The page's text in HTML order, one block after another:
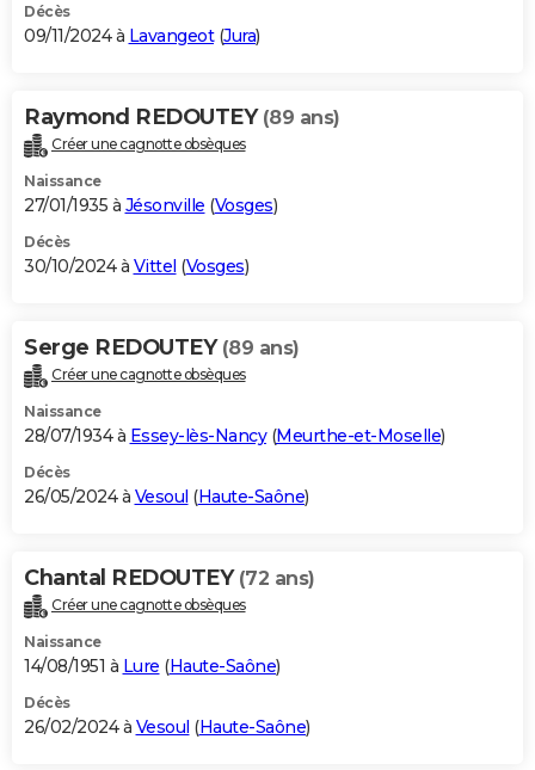
Décès
09/11/2024 à Lavangeot(Jura)
Raymond REDOUTEY (89 ans)
Créer une cagnotte obsèques
Naissance
27/01/1935 à Jésonville (Vosges)
Décès
30/10/2024 à Vittel (Vosges)
Serge REDOUTEY (89 ans)
Créer une cagnotte obsèques
Naissance
28/07/1934 à Essey-lès-Nancy(Meurthe-et-Moselle)
Décès
26/05/2024 à Vesoul (Haute-Saône)
Chantal REDOUTEY (72 ans)
Créer une cagnotte obsèques
Naissance
14/08/1951 à Lure (Haute-Saône)
Décès
26/02/2024 à Vesoul (Haute-Saône)